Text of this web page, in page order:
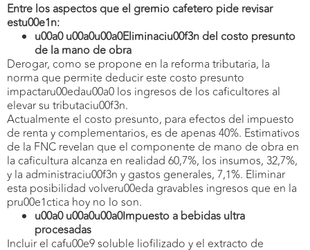
Entre los aspectos que el gremio cafetero pide revisar
estu00e1n:
u00a0 u00a0u00a0Eliminaciu00f3n del costo presunto
de la mano de obra
Derogar, como se propone en la reforma tributaria, la
norma que permite deducir este costo presunto
impactaru00edau00a0 los ingresos de los caficultores al
elevar su tributaciu00f3n.
Actualmente el costo presunto, para efectos del impuesto
de renta y complementarios, es de apenas 40%. Estimativos
de la FNC revelan que el componente de mano de obra en
la caficultura alcanza en realidad 60,7%, los insumos, 32,7%,
y la administraciu00f3n y gastos generales, 7,1%. Eliminar
esta posibilidad volveru00eda gravables ingresos que en la
pru00e1ctica hoy no lo son.
u00a0 u00a0u00a0Impuesto a bebidas ultra
procesadas
Incluir el cafu00e9 soluble liofilizado y el extracto de